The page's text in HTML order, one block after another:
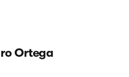
Ortega